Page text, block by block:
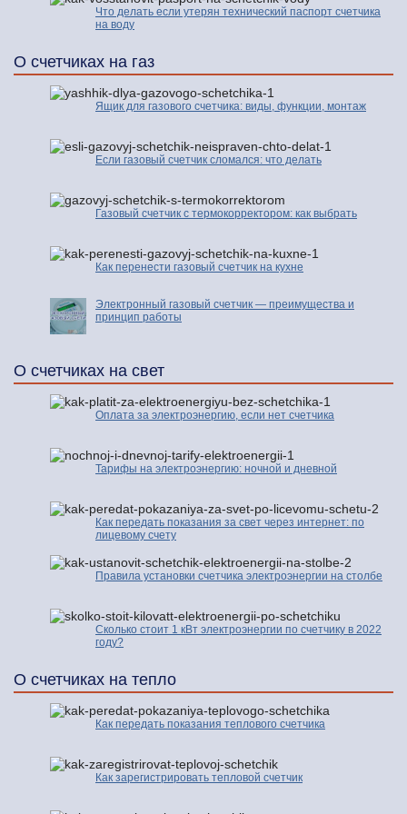
Что делать если утерян технический паспорт счетчика
на воду
О счетчиках на газ
Ящик для газового счетчика: виды, функции, монтаж
Если газовый счетчик сломался: что делать
Газовый счетчик с термокорректором: как выбрать
Как перенести газовый счетчик на кухне
Электронный газовый счетчик — преимущества и
принцип работы
О счетчиках на свет
Оплата за электроэнергию, если нет счетчика
Тарифы на электроэнергию: ночной и дневной
Как передать показания за свет через интернет: по
лицевому счету
Правила установки счетчика электроэнергии на столбе
Сколько стоит 1 кВт электроэнергии по счетчику в 2022
году?
О счетчиках на тепло
Как передать показания теплового счетчика
Как зарегистрировать тепловой счетчик